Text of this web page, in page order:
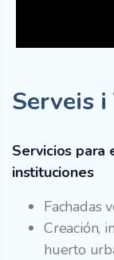
Serveis
Servicios para
instituciones
Fachadas
Creación,
huerto